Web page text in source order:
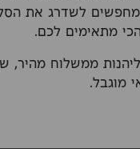
לשדרג את
מתאימים לכם.
ממשלוח מהיר,
מוגבל.